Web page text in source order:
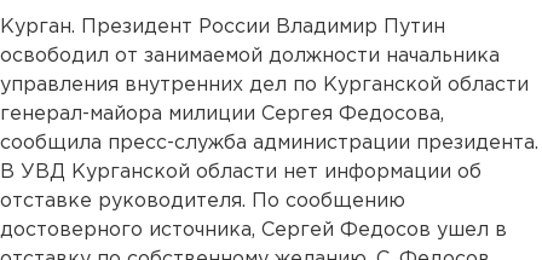
Курган. Президент России Владимир Путин
освободил от занимаемой должности начальника
управления внутренних дел по Курганской области
генерал-майора милиции Сергея Федосова,
сообщила пресс-служба администрации президента.
В УВД Курганской области нет информации об
отставке руководителя. По сообщению
достоверного источника, Сергей Федосов ушел в